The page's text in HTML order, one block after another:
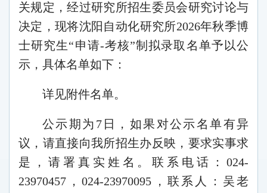
关规定，经过研究所招生委员会研究讨论与
决定，现将沈阳自动化研究所2026年秋季博
士研究生“申请-考核”制拟录取名单予以公
示，具体名单如下：
详见附件名单。
公示期为7日，如果对公示名单有异
议，请直接向我所招生办反映，要求实事求
是，请署真实姓名。联系电话：024-
23970457，024-23970095，联系人：吴老